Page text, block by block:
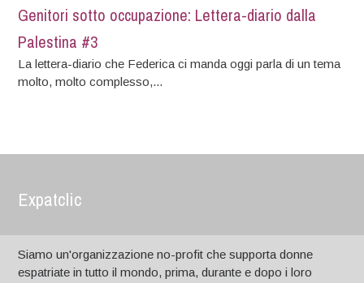
Genitori sotto occupazione: Lettera-diario dalla
Palestina #3
La lettera-diario che Federica ci manda oggi parla di un tema
molto, molto complesso,...
Expatclic
Siamo un'organizzazione no-profit che supporta donne
espatriate in tutto il mondo, prima, durante e dopo i loro